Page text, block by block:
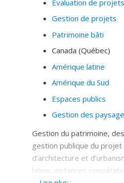
Évaluation de
Gestion de projets
Patrimoine bâti
Canada (Québec)
Amérique latine
Amérique du Sud
Espaces publics
Gestion des
Gestion du patrimoine,
gestion publique du projet
d’architecture et
latine, instances